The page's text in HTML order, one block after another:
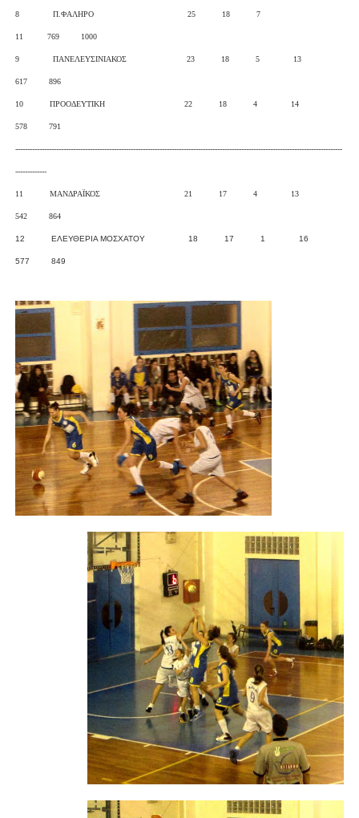
8 Π.ΦΑΛΗΡΟ 25 18 7
11 769 1000
9 ΠΑΝΕΛΕΥΣΙΝΙΑΚΟΣ 23 18 5 13
617 896
10 ΠΡΟΟΔΕΥΤΙΚΗ 22 18 4 14
578 791
----------------------------------------------------------------------------------------------------------------------------------------
-------------
11 ΜΑΝΔΡΑΪΚΟΣ 21 17 4 13
542 864
12 ΕΛΕΥΘΕΡΙΑ ΜΟΣΧΑΤΟΥ 18 17 1 16
577 849